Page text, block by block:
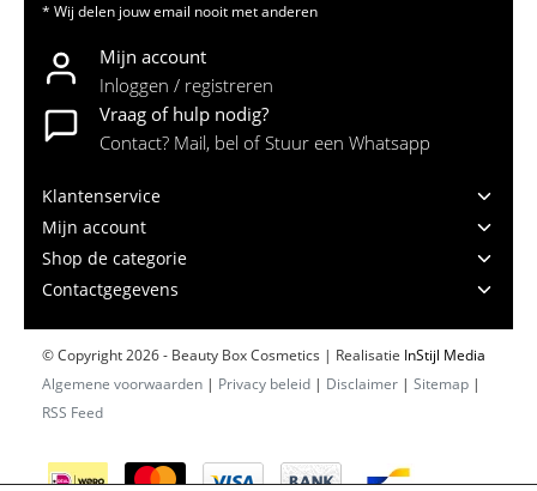
* Wij delen jouw email nooit met anderen
Mijn account
Inloggen / registreren
Vraag of hulp nodig?
Contact? Mail, bel of Stuur een Whatsapp
Klantenservice
Mijn account
Shop de categorie
Contactgegevens
© Copyright 2026 - Beauty Box Cosmetics | Realisatie InStijl Media
Algemene voorwaarden | Privacy beleid | Disclaimer | Sitemap |
RSS Feed